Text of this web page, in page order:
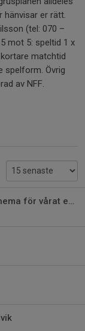
hänvisar er rätt.
(tel: 070 –
mot 5: speltid 1 x
matchtid
spelform. Övrig
av NFF.
Arbetsfördelning, lag och spelschema för vårat eget sammandrag 14/6